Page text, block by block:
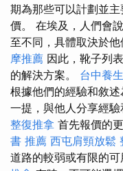
期為那些可以計劃並
價。 在埃及，人們會
至不同，具體取決於他
摩推薦 因此，靴子列
的解決方案。 台中養
根據他們的經驗和敘
一提，與他人分享經驗
整復推拿 首先報價的
書 推薦 西屯肩頸放鬆
道路的較弱或有限的